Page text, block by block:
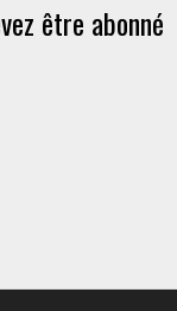
être abonné